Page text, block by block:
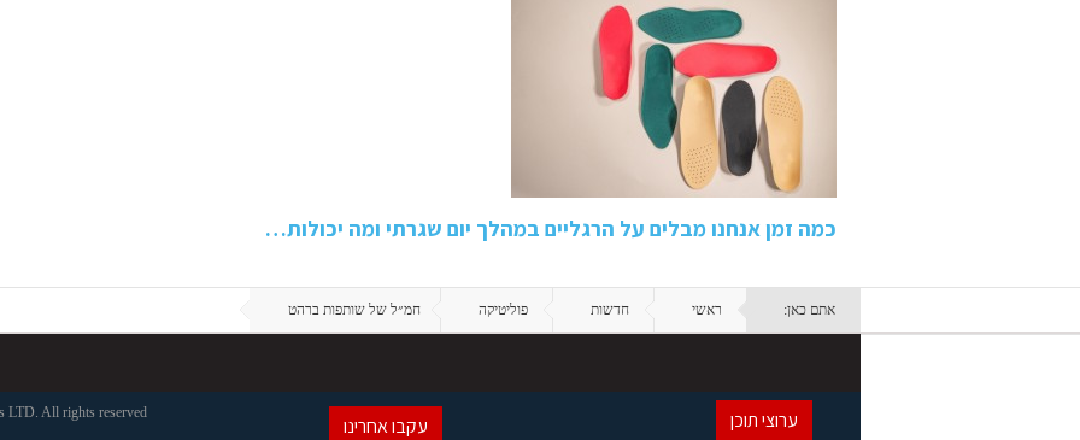
כמה זמן אנחנו מבלים על הרגליים במהלך יום שגרתי ומה יכולות…
אתם כאן: ראשי חדשות פוליטיקה חמ״ל של שותפות ברהט
ערוצי תוכן עקבו אחרינו
LTD. All rights reserved